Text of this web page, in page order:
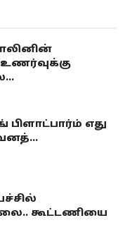
பிளாட்பார்ம் எது
கூட்டணியை